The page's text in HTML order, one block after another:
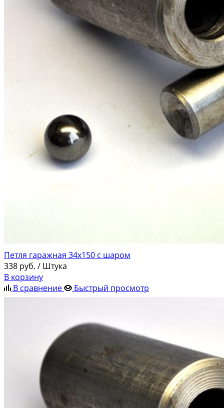
Петля гаражная 34х150 с шаром
338 руб. / Штука
В корзину
В сравнение
Быстрый просмотр